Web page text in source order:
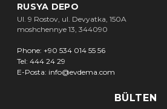
RUSYA DEPO
Ul. 9 Rostov, ul. Devyatka, 150A
moshchennye 13, 344090
Phone: +90 534 014 55 56
Tel: 444 24 29
E-Posta: info@evdema.com
BÜLTEN